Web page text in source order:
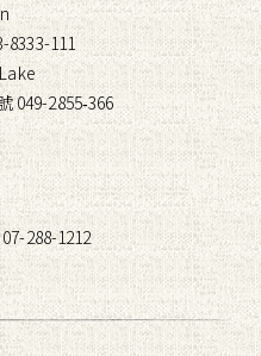
8333-111
049-2855-366
288-1212